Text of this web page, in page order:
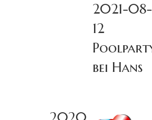
2021-08-
12
bei Hans